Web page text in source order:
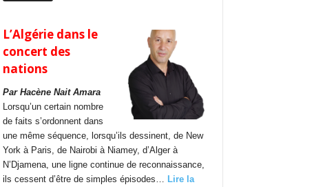
L’Algérie dans le
concert des
nations
Par Hacène Nait Amara
Lorsqu’un certain nombre
de faits s’ordonnent dans
une même séquence, lorsqu’ils dessinent, de New
York à Paris, de Nairobi à Niamey, d’Alger à
N’Djamena, une ligne continue de reconnaissance,
ils cessent d’être de simples épisodes…
Lire la